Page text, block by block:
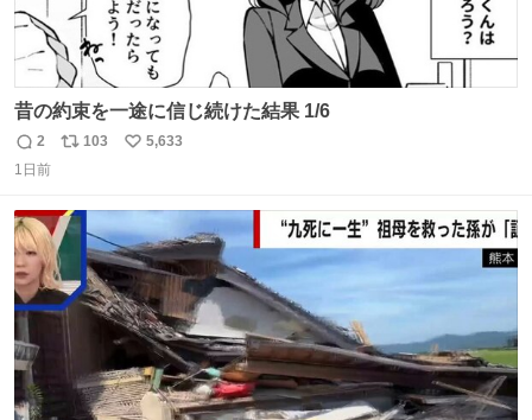
昔の約束を一途に信じ続けた結果 1/6
返
信
2
リ
ト
数
103
い
数
5,633
1日前